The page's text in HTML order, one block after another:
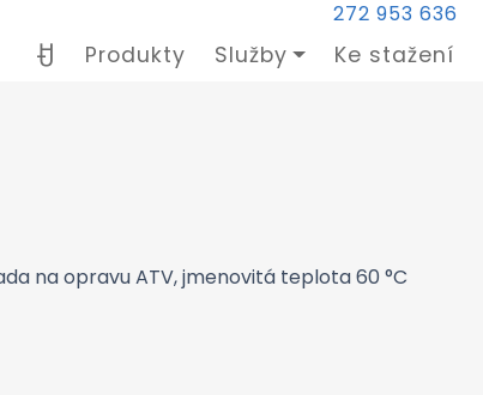
272 953 636
Produkty Služby Ke stažení
na opravu ATV, jmenovitá teplota 60 °C